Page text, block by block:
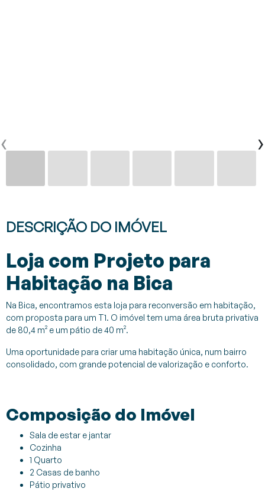
‹ ›
DESCRIÇÃO DO IMÓVEL
Loja com Projeto para
Habitação na Bica
Na Bica, encontramos esta loja para reconversão em habitação,
com proposta para um T1. O imóvel tem uma área bruta privativa
de 80,4 m² e um pátio de 40 m².
Uma oportunidade para criar uma habitação única, num bairro
consolidado, com grande potencial de valorização e conforto.
Composição do Imóvel
Sala de estar e jantar
Cozinha
1 Quarto
2 Casas de banho
Pátio privativo